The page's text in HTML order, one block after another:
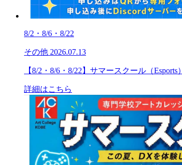
8/2・8/6・8/22
その他 2026.07.13
【8/2・8/6・8/22】サマースクール（Esports）
詳細はこちら